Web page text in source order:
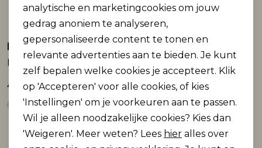
Lofty Manner
Blouse Selou
49,95
Sale
Lofty Manner
24,98 49,95
analytische en marketingcookies om jouw
gedrag anoniem te analyseren,
gepersonaliseerde content te tonen en
relevante advertenties aan te bieden. Je kunt
zelf bepalen welke cookies je accepteert. Klik
op 'Accepteren' voor alle cookies, of kies
'Instellingen' om je voorkeuren aan te passen.
Wil je alleen noodzakelijke cookies? Kies dan
'Weigeren'. Meer weten? Lees hier alles over